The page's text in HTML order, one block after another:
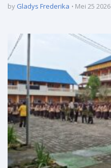
by Gladys Frederika Mei 25 2026